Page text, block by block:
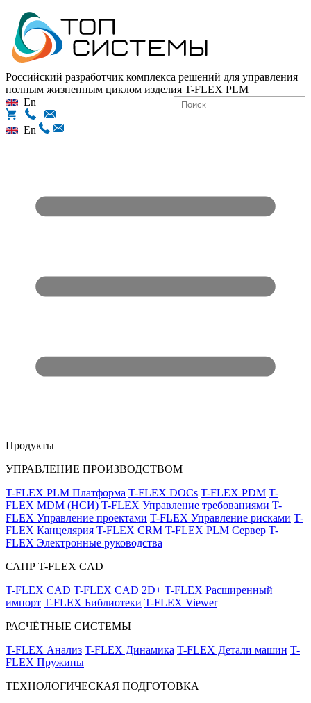
Российский разработчик комплекса решений для управления
полным жизненным циклом изделия T-FLEX PLM
En
En
Продукты
УПРАВЛЕНИЕ ПРОИЗВОДСТВОМ
T-FLEX PLM Платформа T-FLEX DOCs T-FLEX PDM T-
FLEX MDM (НСИ) T-FLEX Управление требованиями T-
FLEX Управление проектами T-FLEX Управление рисками T-
FLEX Канцелярия T-FLEX CRM T-FLEX PLM Сервер T-
FLEX Электронные руководства
САПР T-FLEX CAD
T-FLEX CAD T-FLEX CAD 2D+ T-FLEX Расширенный
импорт T-FLEX Библиотеки T-FLEX Viewer
РАСЧЁТНЫЕ СИСТЕМЫ
T-FLEX Анализ T-FLEX Динамика T-FLEX Детали машин T-
FLEX Пружины
ТЕХНОЛОГИЧЕСКАЯ ПОДГОТОВКА